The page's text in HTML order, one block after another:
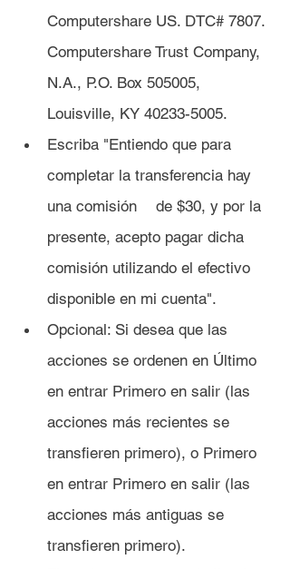
Computershare US. DTC# 7807.
Computershare Trust Company,
N.A., P.O. Box 505005,
Louisville, KY 40233-5005.
Escriba "Entiendo que para
completar la transferencia hay
una comisión 	de $30, y por la
presente, acepto pagar dicha
comisión utilizando el efectivo
disponible en mi cuenta".
Opcional: Si desea que las
acciones se ordenen en Último
en entrar Primero en salir (las
acciones más recientes se
transfieren primero), o Primero
en entrar Primero en salir (las
acciones más antiguas se
transfieren primero).